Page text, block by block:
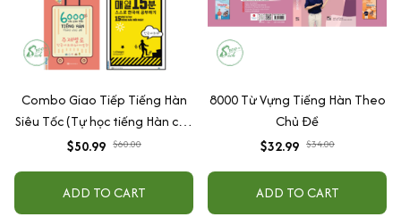
Combo Giao Tiếp Tiếng Hàn
Siêu Tốc (Tự học tiếng Hàn cho
người mới bắt đầu + 6000 câu
đề + 15 phút tự học tiếng Hàn
$50.99 $60.00
ADD TO CART
8000 Từ Vựng Tiếng Hàn Theo
Chủ Đề
$32.99 $34.00
ADD TO CART